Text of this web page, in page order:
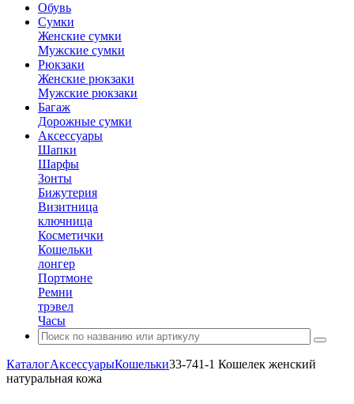
Обувь
Сумки
Женские сумки
Мужские сумки
Рюкзаки
Женские рюкзаки
Мужские рюкзаки
Багаж
Дорожные сумки
Аксессуары
Шапки
Шарфы
Зонты
Бижутерия
Визитница
ключница
Косметички
Кошельки
лонгер
Портмоне
Ремни
трэвел
Часы
КаталогАксессуарыКошельки33-741-1 Кошелек женский
натуральная кожа